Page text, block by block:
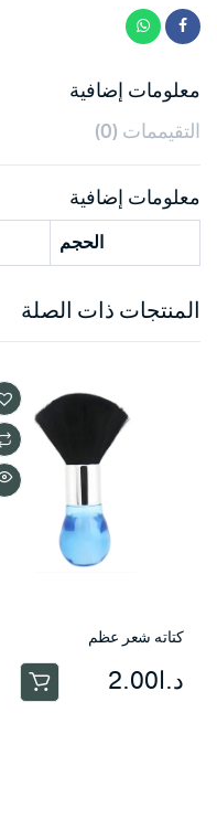
معلومات إضافية
التقيممات (0)
معلومات إضافية
الحجم
المنتجات ذات الصلة
كتاته شعر عظم
د.ا2.00